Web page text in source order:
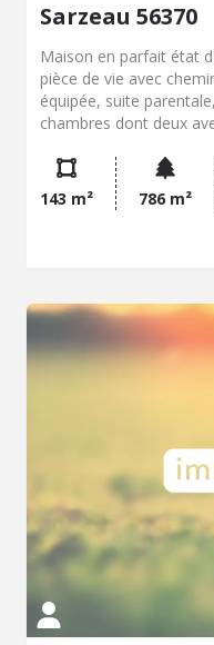
Sarzeau 56370
Maison en parfait état
pièce de vie avec
équipée, suite
chambres dont deux
avec abri.
143 m²
786 m²